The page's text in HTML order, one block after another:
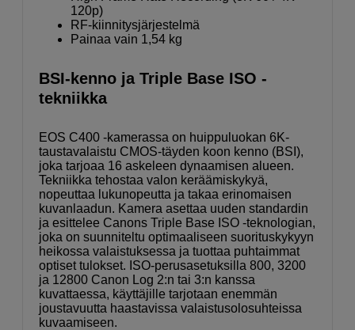
120p)
RF-kiinnitysjärjestelmä
Painaa vain 1,54 kg
BSI-kenno ja Triple Base ISO -
tekniikka
EOS C400 -kamerassa on huippuluokan 6K-
taustavalaistu CMOS-täyden koon kenno (BSI),
joka tarjoaa 16 askeleen dynaamisen alueen.
Tekniikka tehostaa valon keräämiskykyä,
nopeuttaa lukunopeutta ja takaa erinomaisen
kuvanlaadun. Kamera asettaa uuden standardin
ja esittelee Canons Triple Base ISO -teknologian,
joka on suunniteltu optimaaliseen suorituskykyyn
heikossa valaistuksessa ja tuottaa puhtaimmat
optiset tulokset. ISO-perusasetuksilla 800, 3200
ja 12800 Canon Log 2:n tai 3:n kanssa
kuvattaessa, käyttäjille tarjotaan enemmän
joustavuutta haastavissa valaistusolosuhteissa
kuvaamiseen.